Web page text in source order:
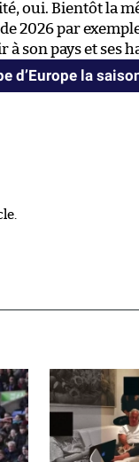
oui. Bientôt la
2026 par
son pays et ses
d’Europe la